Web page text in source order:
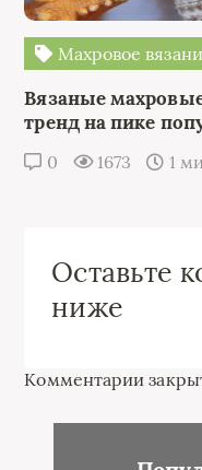
Махровое
Вязаные
тренд на пике
0 1673 1
Оставьте
ниже
Комментарии